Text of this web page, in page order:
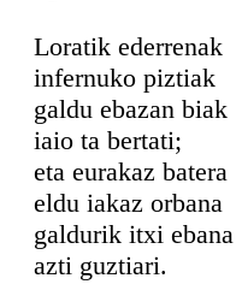
Loratik ederrenak
infernuko piztiak
galdu ebazan biak
iaio ta bertati;
eta eurakaz batera
eldu iakaz orbana
galdurik itxi ebana
azti guztiari.